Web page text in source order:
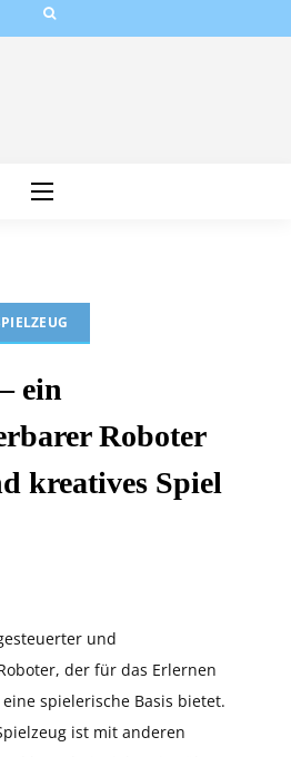
ein
Roboter
kreatives Spiel
und
der für das Erlernen
spielerische Basis bietet.
ist mit anderen